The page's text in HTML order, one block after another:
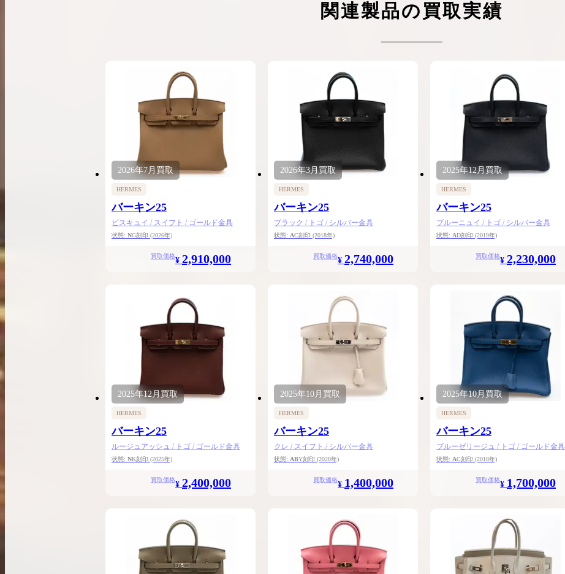
関連製品の買取実績
2026年7月買取
HERMES
バーキン25
ビスキュイ / スイフト / ゴールド金具
状態: NG刻印 (2026年)
買取価格¥ 2,910,000
2026年3月買取
HERMES
バーキン25
ブラック / トゴ / シルバー金具
状態: AC刻印 (2018年)
買取価格¥ 2,740,000
2025年12月買取
HERMES
バーキン25
ブルーニュイ / トゴ / シルバー金具
状態: AD刻印 (2019年)
買取価格¥ 2,230,000
2025年12月買取
HERMES
バーキン25
ルージュアッシュ / トゴ / ゴールド金具
状態: NK刻印 (2025年)
買取価格¥ 2,400,000
2025年10月 買取
HERMES
バーキン25
クレ / スイフト / シルバー金具
状態: ABY刻印 (2020年)
買取価格¥ 1,400,000
2025年10月買取
HERMES
バーキン25
ブルーゼリージュ / トゴ / ゴールド金具
状態: AC刻印 (2018年)
買取価格¥ 1,700,000